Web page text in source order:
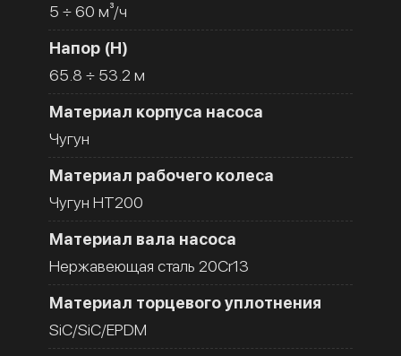
5 ÷ 60 м³/ч
Напор (H)
65.8 ÷ 53.2 м
Материал корпуса насоса
Чугун
Материал рабочего колеса
Чугун HT200
Материал вала насоса
Нержавеющая сталь 20Cr13
Материал торцевого уплотнения
SiC/SiC/EPDM